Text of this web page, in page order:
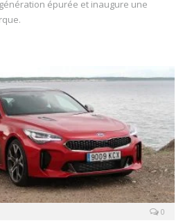
épurée et inaugure une
0